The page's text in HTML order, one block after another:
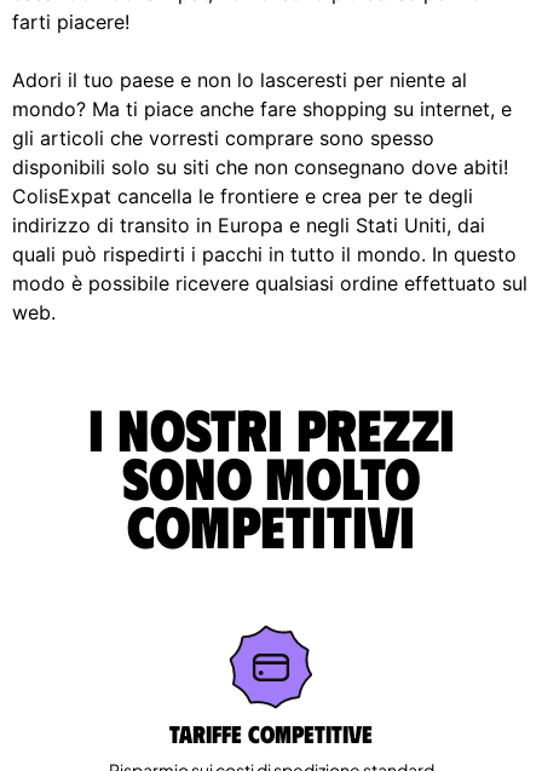
farti piacere!
Adori il tuo paese e non lo lasceresti per niente al
mondo? Ma ti piace anche fare shopping su internet, e
gli articoli che vorresti comprare sono spesso
disponibili solo su siti che non consegnano dove abiti!
ColisExpat cancella le frontiere e crea per te degli
indirizzo di transito in Europa e negli Stati Uniti, dai
quali può rispedirti i pacchi in tutto il mondo. In questo
modo è possibile ricevere qualsiasi ordine effettuato sul
web.
I nostri prezzi
sono molto
competitivi
Tariffe competitive